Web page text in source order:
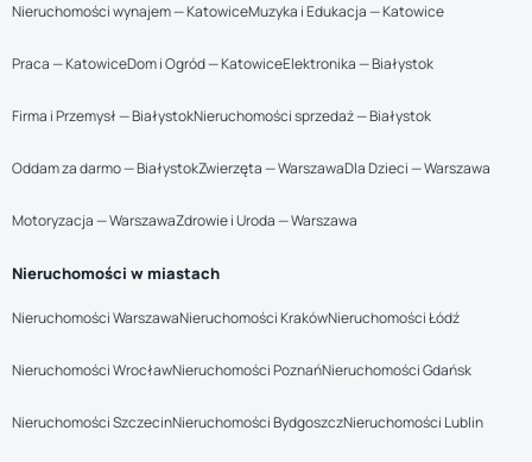
Nieruchomości wynajem — KatowiceMuzyka i Edukacja — Katowice
Praca — KatowiceDom i Ogród — KatowiceElektronika — Białystok
Firma i Przemysł — BiałystokNieruchomości sprzedaż — Białystok
Oddam za darmo — BiałystokZwierzęta — WarszawaDla Dzieci — Warszawa
Motoryzacja — WarszawaZdrowie i Uroda — Warszawa
Nieruchomości w miastach
Nieruchomości WarszawaNieruchomości KrakówNieruchomości Łódź
Nieruchomości WrocławNieruchomości PoznańNieruchomości Gdańsk
Nieruchomości SzczecinNieruchomości BydgoszczNieruchomości Lublin